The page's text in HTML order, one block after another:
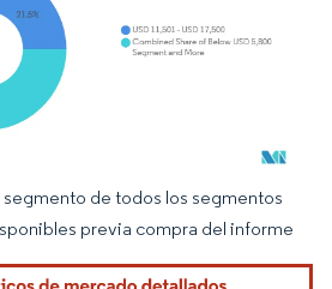
El uso requiere atribución según CC BY 4.0.
segmento de todos los segmentos
previa compra del informe